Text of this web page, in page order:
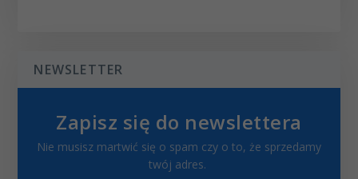
NEWSLETTER
Zapisz się do newslettera
Nie musisz martwić się o spam czy o to, że sprzedamy
twój adres.